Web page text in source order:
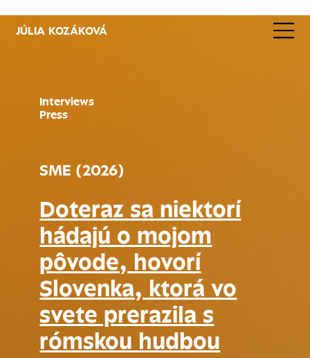
Interviews
Press
SME (2026)
Doteraz sa niektorí
hádajú o mojom
pôvode, hovorí
Slovenka, ktorá vo
svete prerazila s
rómskou hudbou
JÚLIA KOZÁKOVÁ